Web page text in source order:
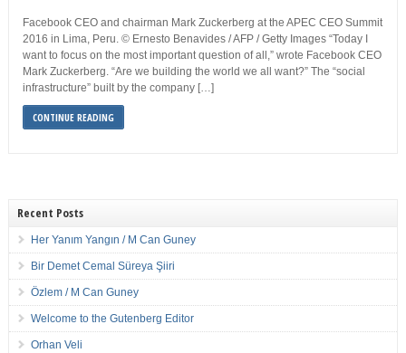
Facebook CEO and chairman Mark Zuckerberg at the APEC CEO Summit
2016 in Lima, Peru. © Ernesto Benavides / AFP / Getty Images “Today I
want to focus on the most important question of all,” wrote Facebook CEO
Mark Zuckerberg. “Are we building the world we all want?” The “social
infrastructure” built by the company […]
CONTINUE READING
Recent Posts
Her Yanım Yangın / M Can Guney
Bir Demet Cemal Süreya Şiiri
Özlem / M Can Guney
Welcome to the Gutenberg Editor
Orhan Veli